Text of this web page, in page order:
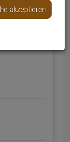
akzeptieren